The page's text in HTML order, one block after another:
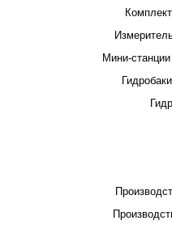
Мини-